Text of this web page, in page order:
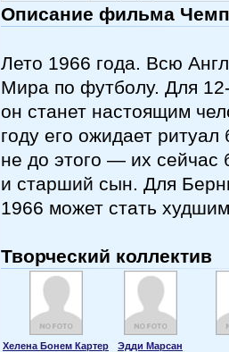
Описание фильма
Лето 1966 года. Всю
Мира по футболу. Для
он станет настоящим
году его ожидает
не до этого — их сейчас
и старший сын. Для
1966 может стать
Творческий коллектив
Хелена Бонем Картер
Эдди Марсан